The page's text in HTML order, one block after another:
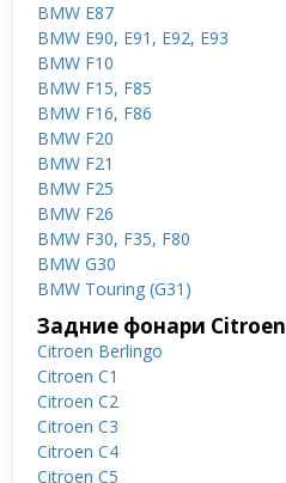
BMW E87
BMW E90, E91, E92, E93
BMW F10
BMW F15, F85
BMW F16, F86
BMW F20
BMW F21
BMW F25
BMW F26
BMW F30, F35, F80
BMW G30
BMW Touring (G31)
Задние фонари Citroen
Citroen Berlingo
Citroen C1
Citroen C2
Citroen C3
Citroen C4
Citroen C5